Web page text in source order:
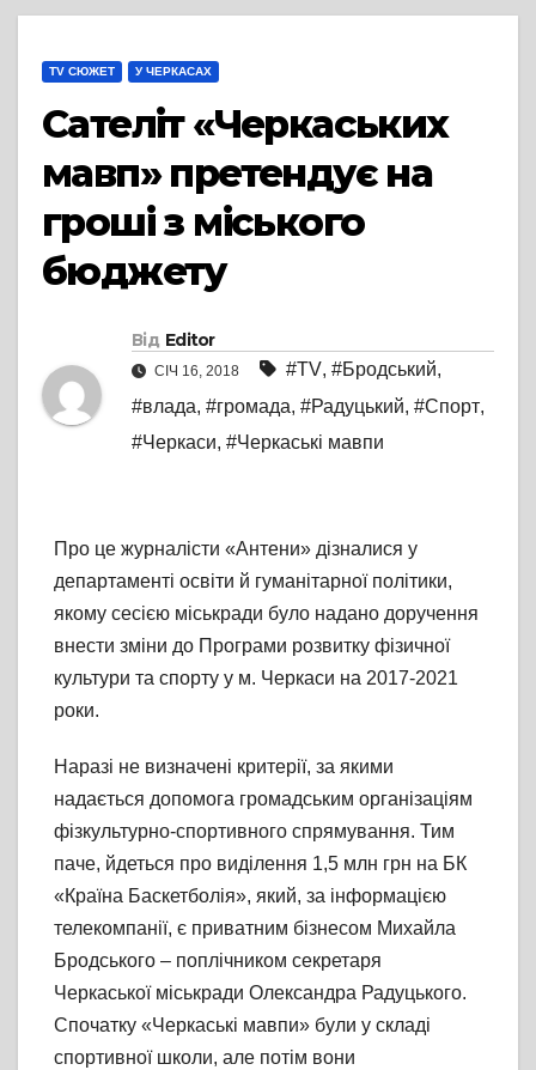
TV СЮЖЕТ У ЧЕРКАСАХ
Сателіт «Черкаських
мавп» претендує на
гроші з міського
бюджету
Від Editor
СІЧ 16, 2018 #TV, #Бродський,
#влада, #громада, #Радуцький, #Спорт,
#Черкаси, #Черкаські мавпи
Про це журналісти «Антени» дізналися у
департаменті освіти й гуманітарної політики,
якому сесією міськради було надано доручення
внести зміни до Програми розвитку фізичної
культури та спорту у м. Черкаси на 2017-2021
роки.
Наразі не визначені критерії, за якими
надається допомога громадським організаціям
фізкультурно-спортивного спрямування. Тим
паче, йдеться про виділення 1,5 млн грн на БК
«Країна Баскетболія», який, за інформацією
телекомпанії, є приватним бізнесом Михайла
Бродського – поплічником секретаря
Черкаської міськради Олександра Радуцького.
Спочатку «Черкаські мавпи» були у складі
спортивної школи, але потім вони